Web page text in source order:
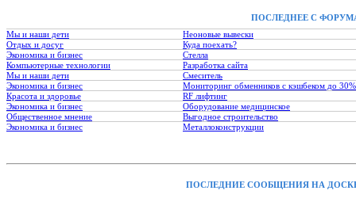
ПОСЛЕДНЕЕ С
Мы и наши дети
Неоновые вывески
Отдых и досуг
Куда поехать?
Экономика и бизнес
Стелла
Компьютерные технологии
Разработка сайта
Мы и наши дети
Смеситель
Экономика и бизнес
Мониторинг обменников с кэшбеком до 30%
Красота и здоровье
RF лифтинг
Экономика и бизнес
Оборудование медицинское
Общественное мнение
Выгодное строительство
Экономика и бизнес
Металлоконструкции
ПОСЛЕДНИЕ СООБЩЕНИЯ НА